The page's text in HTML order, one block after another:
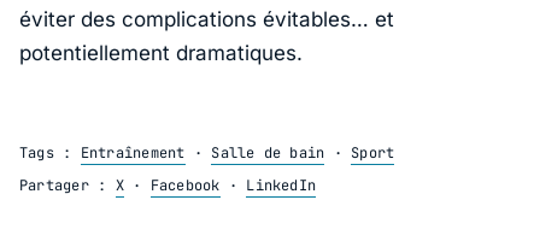
éviter des complications évitables… et
potentiellement dramatiques.
Tags : Entraînement · Salle de bain · Sport
Partager : X· Facebook · LinkedIn